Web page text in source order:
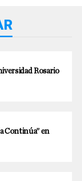
Rosario
Continúa” en